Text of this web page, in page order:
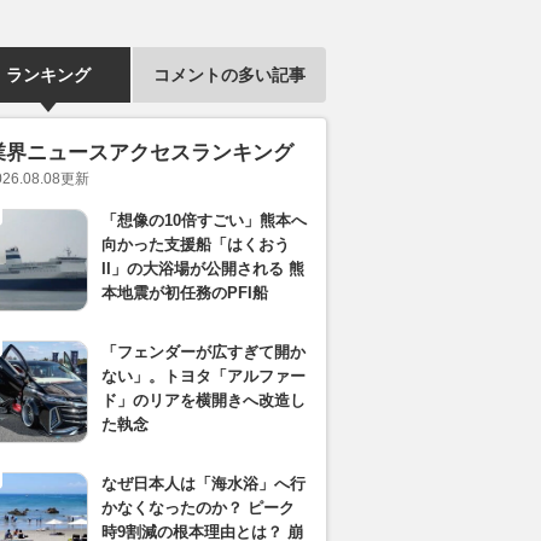
ランキング コメントの多い記事
界ニュースアクセスランキング
更新
「想像の10倍すごい」熊本へ
向かった支援船「はくおう
II」の大浴場が公開される 熊
本地震が初任務のPFI船
「フェンダーが広すぎて開か
ない」。トヨタ「アルファー
ド」のリアを横開きへ改造し
た執念
なぜ日本人は「海水浴」へ行
かなくなったのか？ ピーク
時9割減の根本理由とは？ 崩